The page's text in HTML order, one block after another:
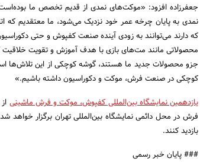
جعفرزاده افزود: «موکت‌های نمدی از قدیم تخصص ما
نمدی به پایان چرخه‌ عمر خود نزدیک می‌شود، ما معتقدیم که
که دارند می‌توانند به زودی آینده‌ صنعت کفپوش و حتی
محصولاتی مانند مت‌های بازی با هدف آموزش و تقویت
جزو محصولات جدید ما هستند، گوشه‌ کوچکی از این تلاش‌ها
کوچکی در صنعت فرش، موکت و دکوراسیون داشته باشیم.»
یازدهمین نمایشگاه بین‌المللی کفپوش، موکت و فرش ماشینی
بازدید کنند.
### پایان خبر رسمی